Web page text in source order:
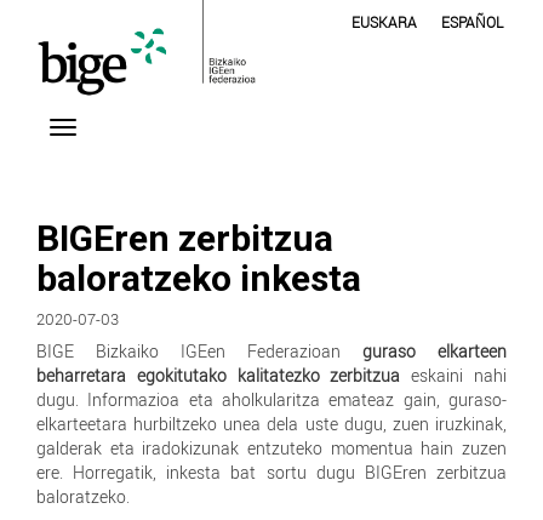
EUSKARA ESPAÑOL
BIGEren zerbitzua
baloratzeko inkesta
2020-07-03
BIGE Bizkaiko IGEen Federazioan guraso elkarteen
beharretara egokitutako kalitatezko zerbitzua eskaini nahi
dugu. Informazioa eta aholkularitza emateaz gain, guraso-
elkarteetara hurbiltzeko unea dela uste dugu, zuen iruzkinak,
galderak eta iradokizunak entzuteko momentua hain zuzen
ere. Horregatik, inkesta bat sortu dugu BIGEren zerbitzua
baloratzeko.